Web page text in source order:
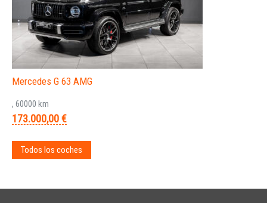
Mercedes G 63 AMG
, 60000 km
173.000,00 €
Todos los coches